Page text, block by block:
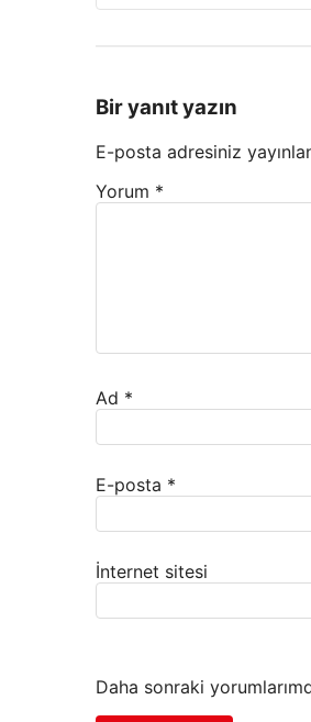
Bir yanıt yazın
E-posta adresiniz
Yorum *
Ad *
E-posta *
İnternet sitesi
Daha sonraki